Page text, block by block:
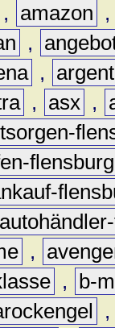
, amazon
,
,
, asx ,
flensburg
,
,
b-